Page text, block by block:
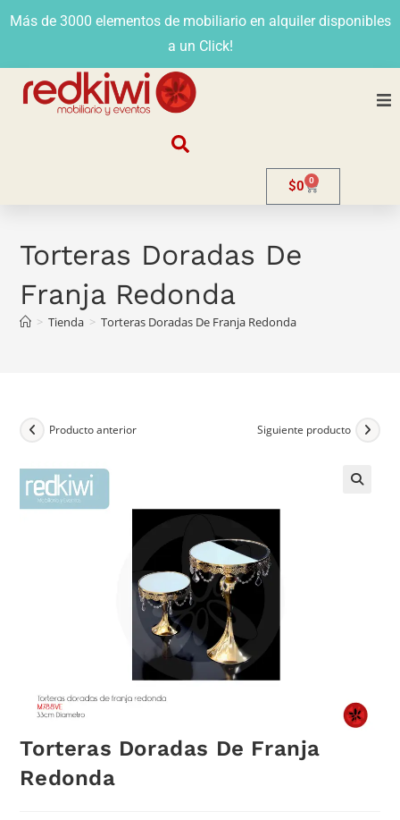
Más de 3000 elementos de mobiliario en alquiler disponibles
a un Click!
Venta
$0 0
Torteras Doradas De
Franja Redonda
> Tienda > Torteras Doradas De Franja Redonda
Producto anterior Siguiente producto
Torteras Doradas De Franja
Redonda